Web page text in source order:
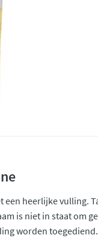
een heerlijke vulling.
is niet in staat om
worden toegediend.